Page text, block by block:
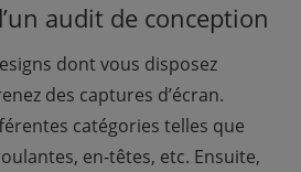
audit de conception
dont vous disposez
des captures d’écran.
catégories telles que
en-têtes, etc. Ensuite,